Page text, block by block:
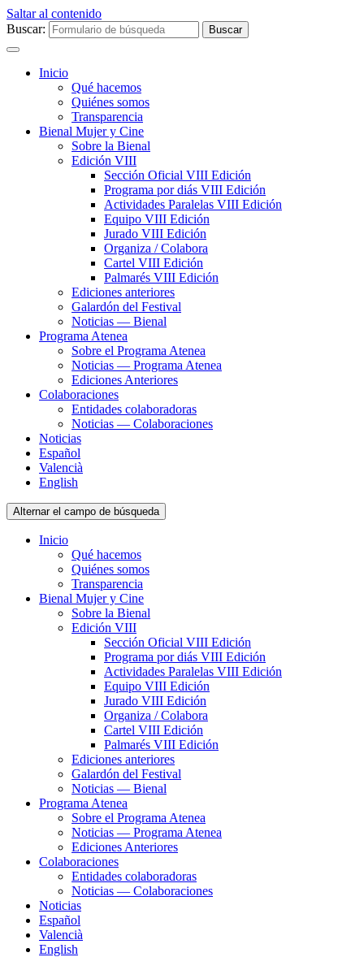
Saltar al contenido
Buscar:
Inicio
Qué hacemos
Quiénes somos
Transparencia
Bienal Mujer y Cine
Sobre la Bienal
Edición VIII
Sección Oficial VIII Edición
Programa por diás VIII Edición
Actividades Paralelas VIII Edición
Equipo VIII Edición
Jurado VIII Edición
Organiza / Colabora
Cartel VIII Edición
Palmarés VIII Edición
Ediciones anteriores
Galardón del Festival
Noticias — Bienal
Programa Atenea
Sobre el Programa Atenea
Noticias — Programa Atenea
Ediciones Anteriores
Colaboraciones
Entidades colaboradoras
Noticias — Colaboraciones
Noticias
Español
Valencià
English
Alternar el campo de búsqueda
Inicio
Qué hacemos
Quiénes somos
Transparencia
Bienal Mujer y Cine
Sobre la Bienal
Edición VIII
Sección Oficial VIII Edición
Programa por diás VIII Edición
Actividades Paralelas VIII Edición
Equipo VIII Edición
Jurado VIII Edición
Organiza / Colabora
Cartel VIII Edición
Palmarés VIII Edición
Ediciones anteriores
Galardón del Festival
Noticias — Bienal
Programa Atenea
Sobre el Programa Atenea
Noticias — Programa Atenea
Ediciones Anteriores
Colaboraciones
Entidades colaboradoras
Noticias — Colaboraciones
Noticias
Español
Valencià
English